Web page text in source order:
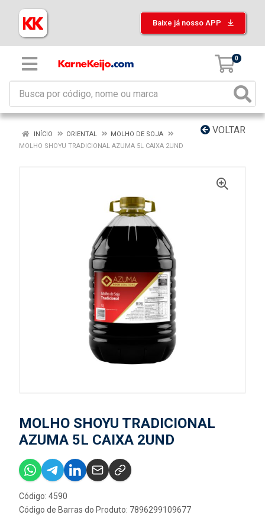
Baixe já nosso APP
0
VOLTAR
INÍCIO ORIENTAL
MOLHO DE SOJA
MOLHO SHOYU TRADICIONAL AZUMA 5L CAIXA 2UND
MOLHO SHOYU TRADICIONAL
AZUMA 5L CAIXA 2UND
Código: 4590
Código de Barras do Produto: 7896299109677